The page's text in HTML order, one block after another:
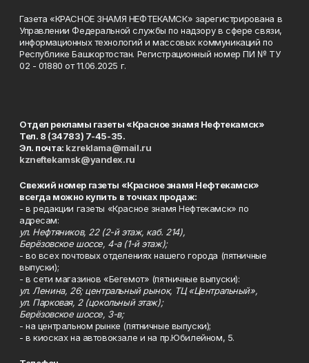
Газета «КРАСНОЕ ЗНАМЯ НЕФТЕКАМСК» зарегистрирована в
Управлении Федеральной службы по надзору в сфере связи,
информационных технологий и массовых коммуникаций по
Республике Башкортостан. Регистрационный номер ПИ № ТУ
02 - 01880 от 11.06.2025 г.
Отдел рекламы газеты «Красное знамя Нефтекамск»
Тел. 8 (34783) 7-45-35.
Эл. почта: kzreklama@mail.ru
kzneftekamsk@yandex.ru
Свежий номер газеты «Красное знамя Нефтекамск»
всегда можно купить в точках продаж:
- в редакции газеты «Красное знамя Нефтекамск» по
адресам:
ул. Нефтяников, 22 (2-й этаж, каб. 214),
Берёзовское шоссе, 4-а (1-й этаж);
- во всех почтовых отделениях нашего города (пятничные
выпуски);
- в сети магазинов «Бегемот» (пятничные выпуски):
ул. Ленина, 26; центральный рынок, ТЦ «Центральный»,
ул. Парковая, 2 (цокольный этаж);
Берёзовское шоссе, 3-в;
- на центральном рынке (пятничные выпуски);
- в киосках на автовокзале и на пр.Юбилейном, 5.